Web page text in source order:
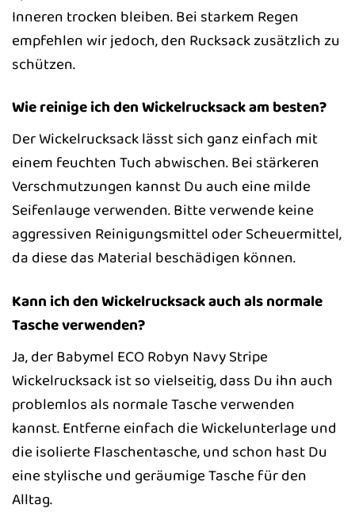
Inneren trocken bleiben. Bei starkem Regen
empfehlen wir jedoch, den Rucksack zusätzlich zu
schützen.
Wie reinige ich den Wickelrucksack am besten?
Der Wickelrucksack lässt sich ganz einfach mit
einem feuchten Tuch abwischen. Bei stärkeren
Verschmutzungen kannst Du auch eine milde
Seifenlauge verwenden. Bitte verwende keine
aggressiven Reinigungsmittel oder Scheuermittel,
da diese das Material beschädigen können.
Kann ich den Wickelrucksack auch als normale
Tasche verwenden?
Ja, der Babymel ECO Robyn Navy Stripe
Wickelrucksack ist so vielseitig, dass Du ihn auch
problemlos als normale Tasche verwenden
kannst. Entferne einfach die Wickelunterlage und
die isolierte Flaschentasche, und schon hast Du
eine stylische und geräumige Tasche für den
Alltag.